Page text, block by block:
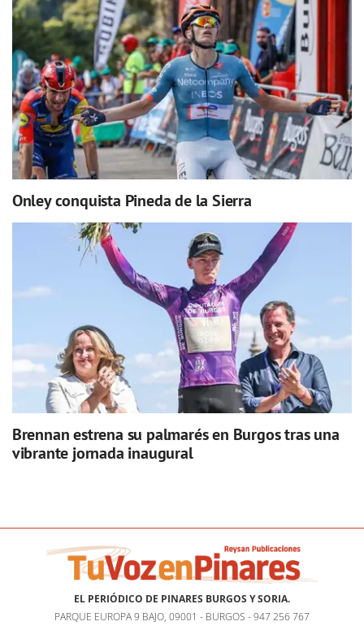
Onley conquista Pineda de la Sierra
Brennan estrena su palmarés en Burgos tras una
vibrante jornada inaugural
EL PERIÓDICO DE PINARES BURGOS Y SORIA.
PARQUE EUROPA 9 BAJO, 09001 - BURGOS - 947 256 767